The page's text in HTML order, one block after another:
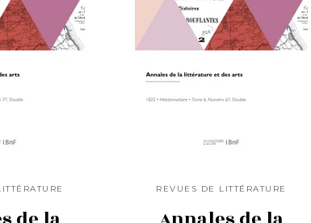
REVUES DE LITTÉRATURE